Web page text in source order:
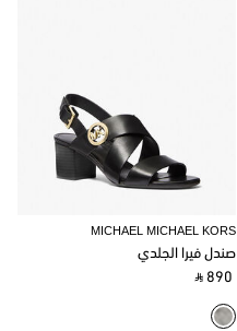
MICHAEL MICHAEL KORS
صندل فيرا الجلدي
‎ ⃁ 890 ‎